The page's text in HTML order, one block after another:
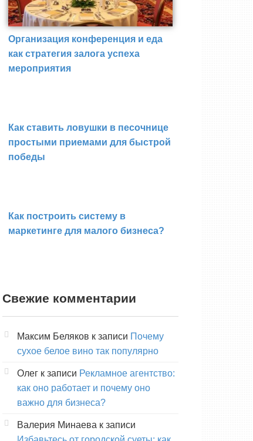
Организация конференция и еда
как стратегия залога успеха
мероприятия
Как ставить ловушки в песочнице
простыми приемами для быстрой
победы
Как построить систему в
маркетинге для малого бизнеса?
Свежие комментарии
Максим Беляков к записи Почему
сухое белое вино так популярно
Олег к записи Рекламное агентство:
как оно работает и почему оно
важно для бизнеса?
Валерия Минаева к записи